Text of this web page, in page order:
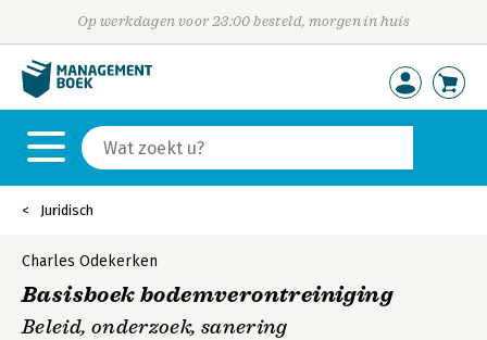
Op werkdagen voor 23:00 besteld, morgen in huis
Juridisch
Charles Odekerken
Basisboek bodemverontreiniging
Beleid, onderzoek, sanering